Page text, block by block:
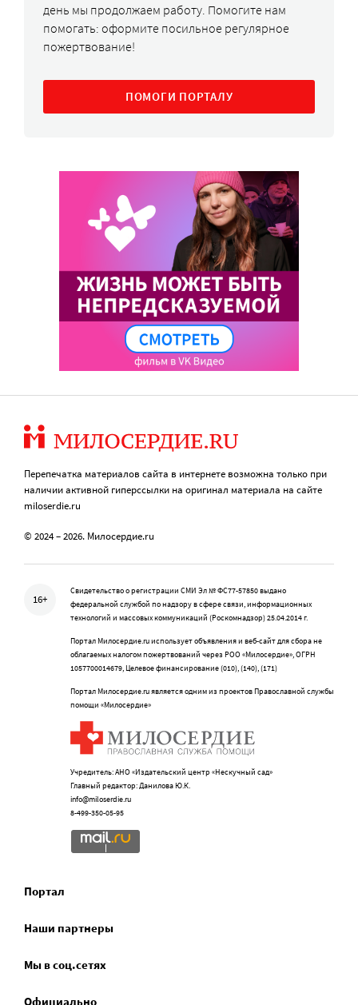
день мы продолжаем работу. Помогите нам
помогать: оформите посильное регулярное
пожертвование!
ПОМОГИ ПОРТАЛУ
Перепечатка материалов сайта в интернете возможна только при
наличии активной гиперссылки на оригинал материала на сайте
miloserdie.ru
© 2024 – 2026. Милосердие.ru
16+
Свидетельство о регистрации СМИ Эл № ФС77-57850 выдано
федеральной службой по надзору в сфере связи, информационных
технологий и массовых коммуникаций (Роскомнадзор) 25.04.2014 г.
Портал Милосердие.ru использует объявления и веб-сайт для сбора не
облагаемых налогом пожертвований через РОО «Милосердие», ОГРН
1057700014679, Целевое финансирование (010), (140), (171)
Портал Милосердие.ru является одним из проектов Православной службы
помощи «Милосердие»
Учредитель: АНО «Издательский центр «Нескучный сад»
Главный редактор: Данилова Ю.К.
info@miloserdie.ru
8-499-350-05-95
Портал
Наши партнеры
Мы в соц.сетях
Официально